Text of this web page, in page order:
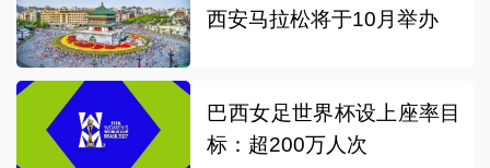
西安马拉松将于10月举办
巴西女足世界杯设上座率目
标：超200万人次